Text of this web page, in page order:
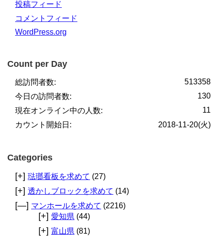
投稿フィード
コメントフィード
WordPress.org
Count per Day
513358
総訪問者数:
130
今日の訪問者数:
11
現在オンライン中の人数:
2018-11-20(火)
カウント開始日:
Categories
[+] 琺瑯看板を求めて (27)
[+] 透かしブロックを求めて (14)
[—] マンホールを求めて (2216)
[+] 愛知県 (44)
[+] 富山県 (81)